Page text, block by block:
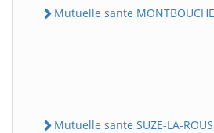
Mutuelle sante
Mutuelle sante SUZE-LA-